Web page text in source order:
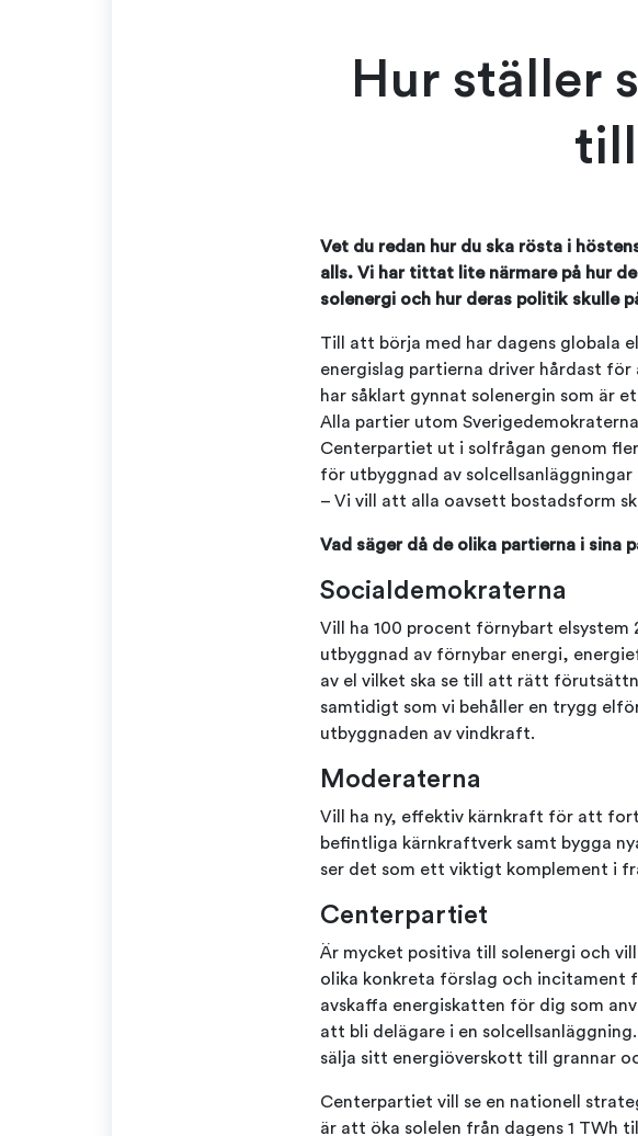
Hur ställer
Vet du redan hur du ska rösta i
alls. Vi har tittat lite närmare på hur
solenergi och hur deras politik skulle
Till att börja med har dagens globala
energislag partierna driver hårdast
har såklart gynnat solenergin som är
Alla partier utom
Centerpartiet ut i solfrågan genom
för utbyggnad av solcellsanläggningar
– Vi vill att alla oavsett bostadsform
Vad säger då de olika partierna i sina
Socialdemokraterna
Vill ha 100 procent förnybart
utbyggnad av förnybar energi,
av el vilket ska se till att rätt
samtidigt som vi behåller en trygg
utbyggnaden av vindkraft.
Moderaterna
Vill ha ny, effektiv kärnkraft för att
befintliga kärnkraftverk samt bygga
ser det som ett viktigt komplement i
Centerpartiet
Är mycket positiva till solenergi och
olika konkreta förslag och incitament
avskaffa energiskatten för dig som
att bli delägare i en
sälja sitt energiöverskott till grannar
Centerpartiet vill se en nationell
är att öka solelen från dagens 1 TWh